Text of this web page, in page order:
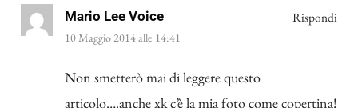
Mario Lee Voice
10 Maggio 2014 alle 14:41
Non smetterò mai di leggere questo
articolo….anche xk c’è la mia foto come copertina!
Rispondi